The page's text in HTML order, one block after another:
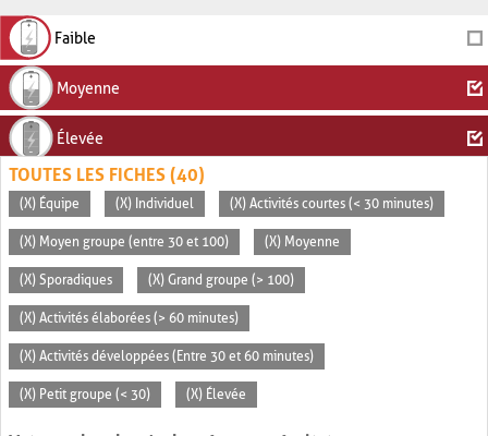
Faible
Moyenne
Élevée
TOUTES LES FICHES (40)
(X) Équipe (X) Individuel (X) Activités courtes (< 30 minutes)
(X) Moyen groupe (entre 30 et 100) (X) Moyenne
(X) Sporadiques (X) Grand groupe (> 100)
(X) Activités élaborées (> 60 minutes)
(X) Activités développées (Entre 30 et 60 minutes)
(X) Petit groupe (< 30) (X) Élevée